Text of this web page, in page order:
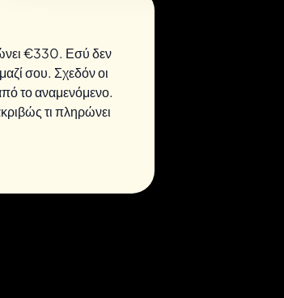
€330. Εσύ δεν
σου. Σχεδόν οι
το αναμενόμενο.
τι πληρώνει